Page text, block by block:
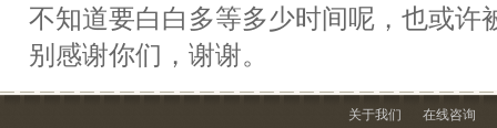
不知道要白白多等多少时间呢，也或许
别感谢你们，谢谢。
关于我们 在线咨询